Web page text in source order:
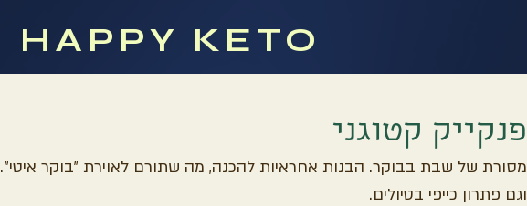
HAPPY KETO
פנקייק קטוגני
מסורת של שבת בבוקר. הבנות אחראיות להכנה, מה שתורם לאוירת ״בוקר איטי״.
וגם פתרון כייפי בטיולים.